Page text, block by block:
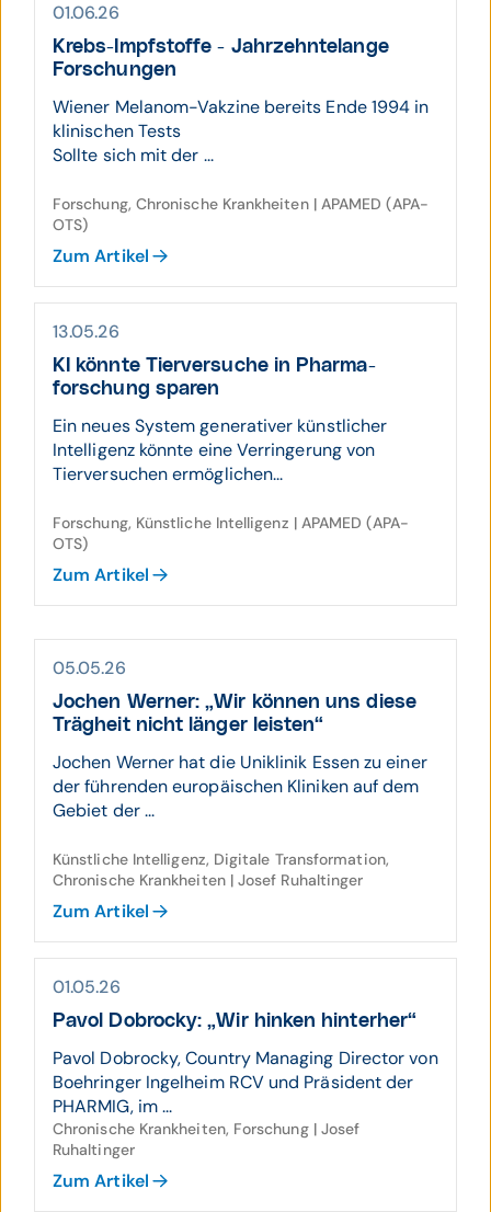
01.06.26
Krebs-Impf­stoffe - Jahr­zehnte­lange
Forschungen
Wiener Melanom-Vakzine bereits Ende 1994 in
klinischen Tests
Sollte sich mit der ...
Forschung, Chronische Krankheiten | APAMED (APA-
OTS)
Zum Artikel
13.05.26
KI könnte Tier­ver­suche in Pharma­
forschung sparen
Ein neues System generativer künstlicher
Intelligenz könnte eine Verringerung von
Tierversuchen ermöglichen...
Forschung, Künstliche Intelligenz | APAMED (APA-
OTS)
Zum Artikel
05.05.26
Jochen Werner: „Wir können uns diese
Träg­heit nicht länger leisten“
Jochen Werner hat die Uniklinik Essen zu einer
der führenden europäischen Kliniken auf dem
Gebiet der ...
Künstliche Intelligenz, Digitale Transformation,
Chronische Krankheiten | Josef Ruhaltinger
Zum Artikel
01.05.26
Pavol Dobrocky: „Wir hinken hinterher“
Pavol Dobrocky, Country Managing Director von
Boehringer Ingelheim RCV und Präsident der
PHARMIG, im ...
Chronische Krankheiten, Forschung | Josef
Ruhaltinger
Zum Artikel